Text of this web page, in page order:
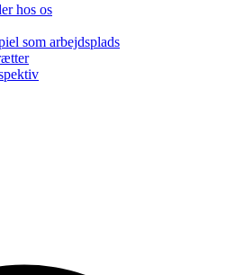
hos os
som arbejdsplads